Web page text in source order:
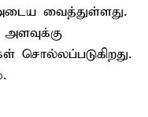
வைத்துள்ளது.
சொல்லப்படுகிறது.